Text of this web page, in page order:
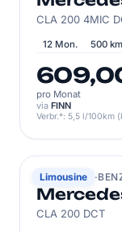
CLA 200 4MIC
12 Mon. 500
pro Monat
via FINN
Verbr.*: 5,5 l/100km
Limousine
MERCEDES-
CLA 200 DCT